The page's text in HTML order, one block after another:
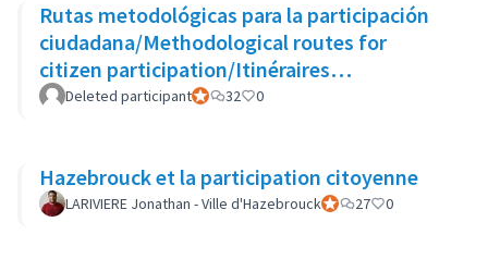
Rutas metodológicas para la participación
ciudadana/Methodological routes for
citizen participation/Itinéraires
méthodologiques pour la participation
Deleted participantOfficial participant
32 0
Hazebrouck et la participation citoyenne
LARIVIERE Jonathan - Ville d'HazebrouckOfficial participant
27 0